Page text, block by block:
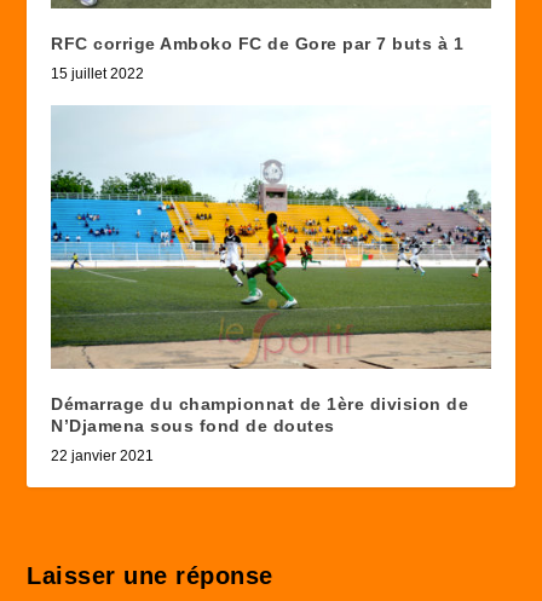
RFC corrige Amboko FC de Gore par 7 buts à 1
15 juillet 2022
Démarrage du championnat de 1ère division de
N’Djamena sous fond de doutes
22 janvier 2021
Laisser une réponse